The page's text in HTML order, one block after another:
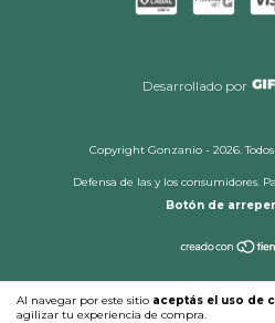
Al navegar por este sitio aceptás el uso de
agilizar tu experiencia de compra.
Desarrollado por
Copyright Gonzanio - 2026.
Defensa de las y los consumidores.
Botón de